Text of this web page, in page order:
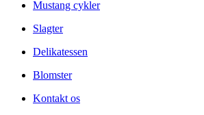
Mustang cykler
Slagter
Delikatessen
Blomster
Kontakt os